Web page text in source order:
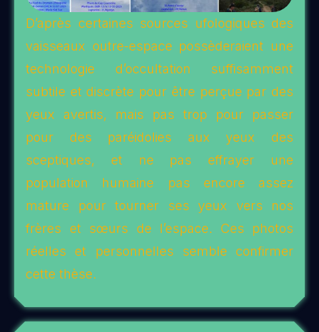
D’après certaines sources ufologiques des
vaisseaux outre-espace possèderaient une
technologie d’occultation suffisamment
subtile et discrète pour être perçue par des
yeux avertis, mais pas trop pour passer
pour des paréidolies aux yeux des
sceptiques, et ne pas effrayer une
population humaine pas encore assez
mature pour tourner ses yeux vers nos
frères et sœurs de l’espace. Ces photos
réelles et personnelles semble confirmer
cette thèse.